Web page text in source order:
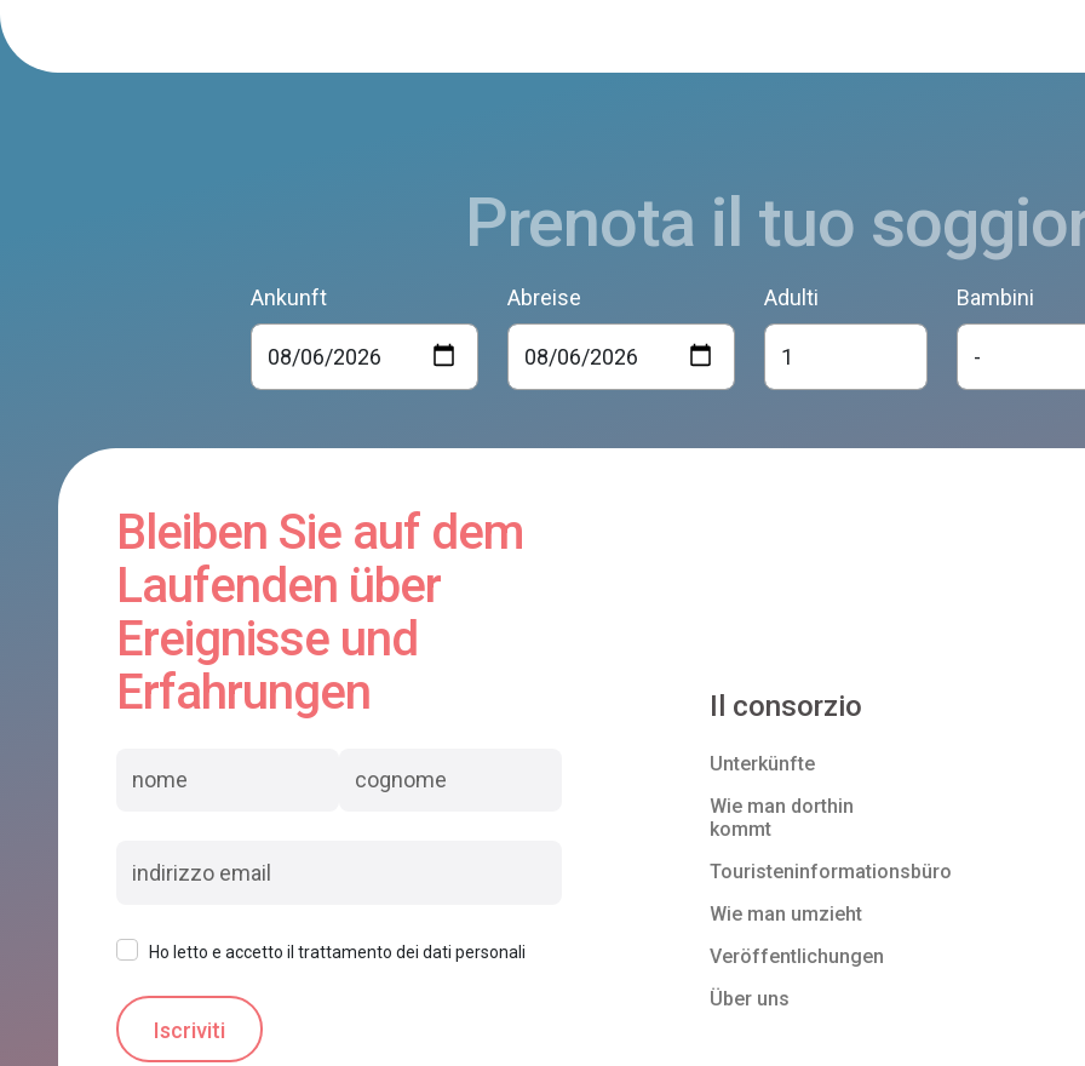
Prenota il tuo
Ankunft Abreise Adulti Bambini
Bleiben Sie auf dem
Laufenden über
Ereignisse und
Erfahrungen
Ho letto e accetto il trattamento dei dati personali
Il consorzio
Unterkünfte
Wie man dorthin
kommt
Touristeninformationsbüro
Wie man umzieht
Veröffentlichungen
Über uns